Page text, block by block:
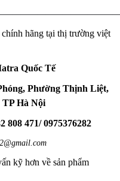
hãng tại thị trường việt
Quốc Tế
Phường Thịnh Liệt,
TP Hà Nội
808 471/ 0975376282
kỹ hơn về sản phẩm